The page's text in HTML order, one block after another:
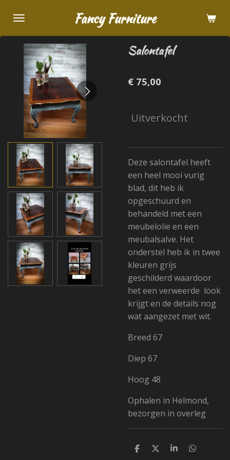
direct
naar
hoofdinhoud
Fancy Furniture
Salontafel
€ 75,00
Uitverkocht
Deze salontafel heeft
een heel mooi vurig
blad, dit heb ik
opgeschuurd en
behandeld met een
meubelolie en een
meubalsalve. Het
onderstel heb ik in twee
kleuren grijs
geschilderd waardoor
het een verweerde look
krijgt en de details nog
wat aangezet met wit.
Breed 67
Diep 67
Hoog 48
Ophalen in Helmond,
bezorgen in overleg
D
D
S
D